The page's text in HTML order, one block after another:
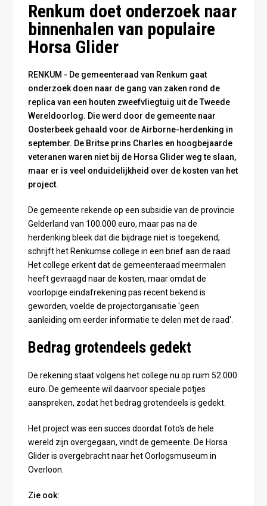
Renkum doet onderzoek naar
binnenhalen van populaire
Horsa Glider
RENKUM - De gemeenteraad van Renkum gaat
onderzoek doen naar de gang van zaken rond de
replica van een houten zweefvliegtuig uit de Tweede
Wereldoorlog. Die werd door de gemeente naar
Oosterbeek gehaald voor de Airborne-herdenking in
september. De Britse prins Charles en hoogbejaarde
veteranen waren niet bij de Horsa Glider weg te slaan,
maar er is veel onduidelijkheid over de kosten van het
project.
De gemeente rekende op een subsidie van de provincie
Gelderland van 100.000 euro, maar pas na de
herdenking bleek dat die bijdrage niet is toegekend,
schrijft het Renkumse college in een brief aan de raad.
Het college erkent dat de gemeenteraad meermalen
heeft gevraagd naar de kosten, maar omdat de
voorlopige eindafrekening pas recent bekend is
geworden, voelde de projectorganisatie 'geen
aanleiding om eerder informatie te delen met de raad'.
Bedrag grotendeels gedekt
De rekening staat volgens het college nu op ruim 52.000
euro. De gemeente wil daarvoor speciale potjes
aanspreken, zodat het bedrag grotendeels is gedekt.
Het project was een succes doordat foto's de hele
wereld zijn overgegaan, vindt de gemeente. De Horsa
Glider is overgebracht naar het Oorlogsmuseum in
Overloon.
Zie ook: